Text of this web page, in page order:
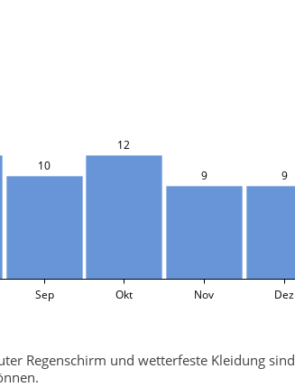
10
12
9
9
Sep Okt Nov Dez
Regenschirm und wetterfeste Kleidung sind